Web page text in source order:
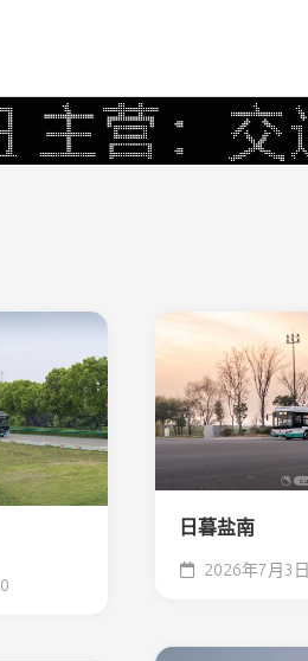
0
日暮盐南
2026年7月3日